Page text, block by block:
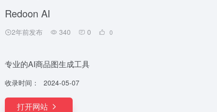
Redoon AI
2年前发布 340 0 0
专业的AI商品图生成工具
收录时间： 2024-05-07
打开网站